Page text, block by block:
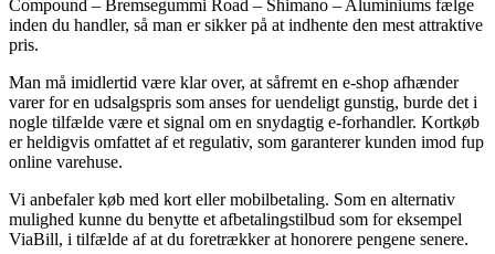
Compound – Bremsegummi Road – Shimano – Aluminiums fælge
inden du handler, så man er sikker på at indhente den mest attraktive
pris.
Man må imidlertid være klar over, at såfremt en e-shop afhænder
varer for en udsalgspris som anses for uendeligt gunstig, burde det i
nogle tilfælde være et signal om en snydagtig e-forhandler. Kortkøb
er heldigvis omfattet af et regulativ, som garanterer kunden imod fup
online varehuse.
Vi anbefaler køb med kort eller mobilbetaling. Som en alternativ
mulighed kunne du benytte et afbetalingstilbud som for eksempel
ViaBill, i tilfælde af at du foretrækker at honorere pengene senere.